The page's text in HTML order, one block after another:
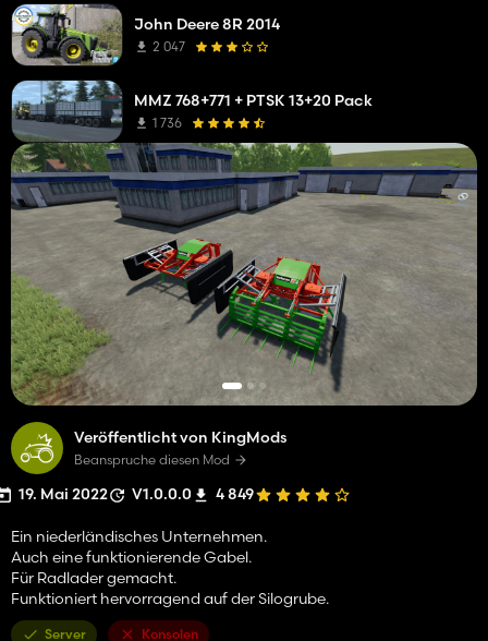
Veröffentlicht von KingMods
Beanspruche diesen Mod
19. Mai 2022 V1.0.0.0 4 849
Ein niederländisches Unternehmen.
Auch eine funktionierende Gabel.
Für Radlader gemacht.
Funktioniert hervorragend auf der Silogrube.
Server Konsolen
John Deere 8R 2014
2 047
MMZ 768+771 + PTSK 13+20 Pack
1 736